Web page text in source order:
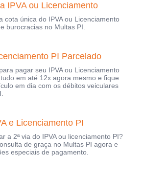
IPVA ou Licenciamento
cota única do IPVA ou Licenciamento
burocracias no Multas PI.
PI Parcelado
pagar seu IPVA ou Licenciamento
em até 12x agora mesmo e fique
em dia com os débitos veiculares
e Licenciamento PI
a 2ª via do IPVA ou licenciamento PI?
de graça no Multas PI agora e
especiais de pagamento.